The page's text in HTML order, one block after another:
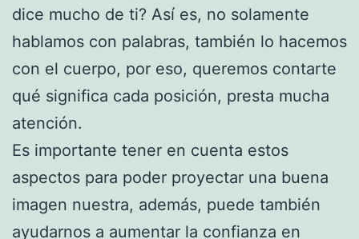
dice mucho de ti? Así es, no solamente
hablamos con palabras, también lo hacemos
con el cuerpo, por eso, queremos contarte
qué significa cada posición, presta mucha
atención.
Es importante tener en cuenta estos
aspectos para poder proyectar una buena
imagen nuestra, además, puede también
ayudarnos a aumentar la confianza en